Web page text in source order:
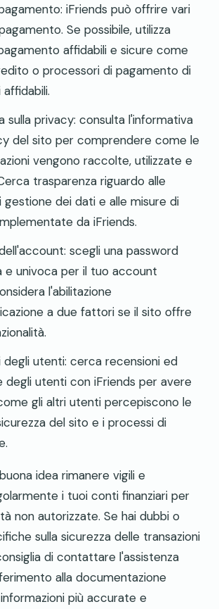
iFriends può offrire vari
Se possibile, utilizza
affidabili e sicure come
o processori di pagamento di
sulla privacy: consulta l'informativa
del sito per comprendere come le
vengono raccolte, utilizzate e
trasparenza riguardo alle
dei dati e alle misure di
da iFriends.
scegli una password
e univoca per il tuo account
l'abilitazione
a due fattori se il sito offre
degli utenti: cerca recensioni ed
degli utenti con iFriends per avere
gli altri utenti percepiscono le
del sito e i processi di
idea rimanere vigili e
i tuoi conti finanziari per
non autorizzate. Se hai dubbi o
sulla sicurezza delle transazioni
di contattare l'assistenza
alla documentazione
più accurate e